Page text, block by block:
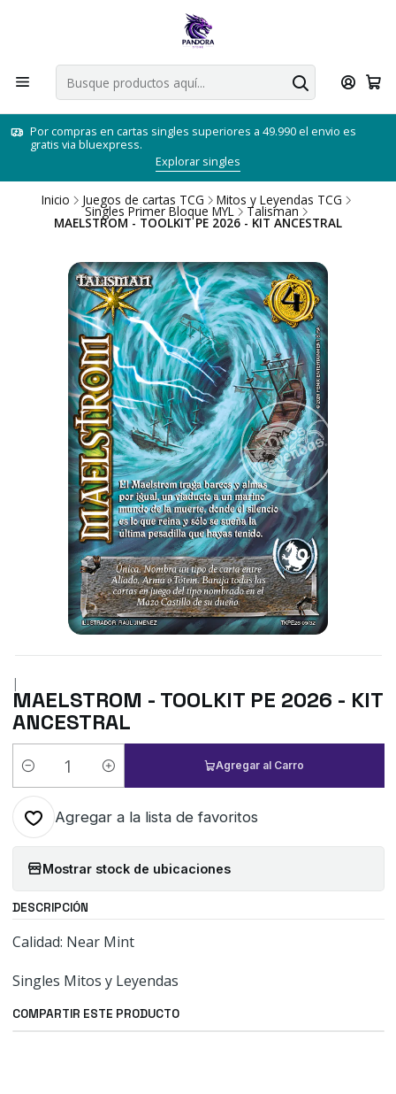
Por compras en cartas singles superiores a 49.990 el envio es
gratis via bluexpress.
Explorar singles
Inicio Juegos de cartas TCG Mitos y Leyendas TCG
Singles Primer Bloque MYL Talisman
MAELSTROM - TOOLKIT PE 2026 - KIT ANCESTRAL
|
MAELSTROM - TOOLKIT PE 2026 - KIT
ANCESTRAL
Cantidad
Agregar al Carro
Agregar a la lista de favoritos
Mostrar stock de ubicaciones
DESCRIPCIÓN
Calidad: Near Mint
Singles Mitos y Leyendas
COMPARTIR ESTE PRODUCTO